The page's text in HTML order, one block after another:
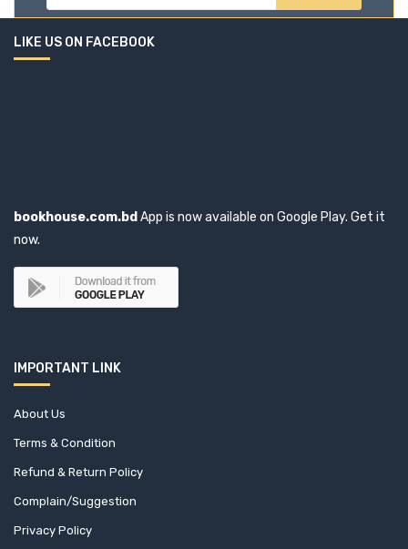
LIKE US ON FACEBOOK
bookhouse.com.bd App is now available on Google Play. Get it
now.
IMPORTANT LINK
About Us
Terms & Condition
Refund & Return Policy
Complain/Suggestion
Privacy Policy